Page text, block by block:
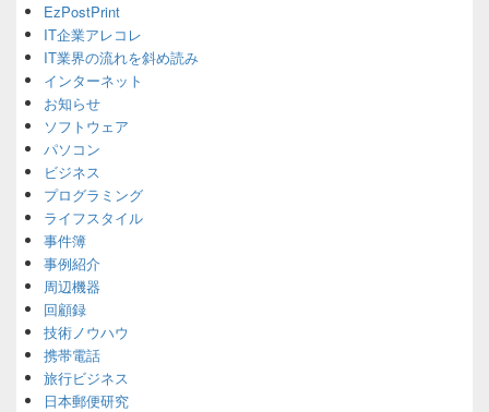
Sidebar
Widget
Area
EzPostPrint
IT企業アレコレ
IT業界の流れを斜め読み
インターネット
お知らせ
ソフトウェア
パソコン
ビジネス
プログラミング
ライフスタイル
事件簿
事例紹介
周辺機器
回顧録
技術ノウハウ
携帯電話
旅行ビジネス
日本郵便研究